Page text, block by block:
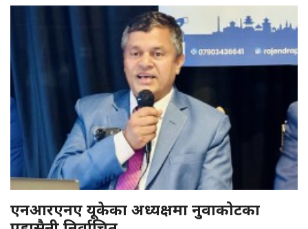
एनआरएनए यूकेका अध्यक्षमा नुवाकोटका